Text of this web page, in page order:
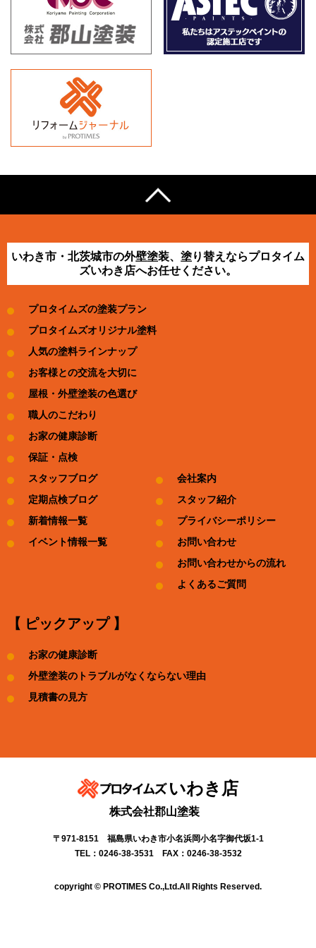
いわき市・北茨城市の外壁塗装、塗り替えならプロタイム
ズいわき店へお任せください。
プロタイムズの塗装プラン
プロタイムズオリジナル塗料
人気の塗料ラインナップ
お客様との交流を大切に
屋根・外壁塗装の色選び
職人のこだわり
お家の健康診断
保証・点検
スタッフブログ
定期点検ブログ
新着情報一覧
イベント情報一覧
会社案内
スタッフ紹介
プライバシーポリシー
お問い合わせ
お問い合わせからの流れ
よくあるご質問
【 ピックアップ 】
お家の健康診断
外壁塗装のトラブルがなくならない理由
見積書の見方
いわき店
株式会社郡山塗装
〒971-8151 福島県いわき市小名浜岡小名字御代坂1-1
TEL：0246-38-3531 FAX：0246-38-3532
copyright © PROTIMES Co.,Ltd.All Rights Reserved.